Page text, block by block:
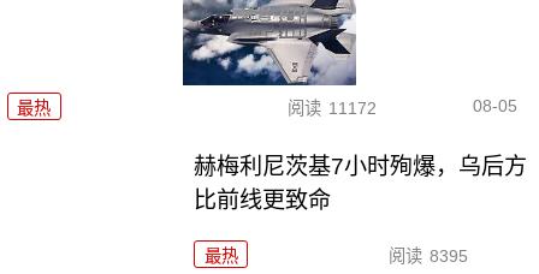
最热 阅读 11172 08-05
赫梅利尼茨基7小时殉爆，乌后方
比前线更致命
最热 阅读 8395